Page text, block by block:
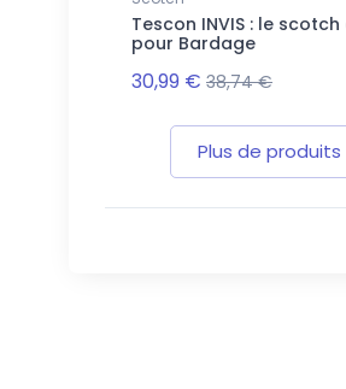
Tescon INVIS : le
pour Bardage
30,99 € 38,74 €
Plus de produits